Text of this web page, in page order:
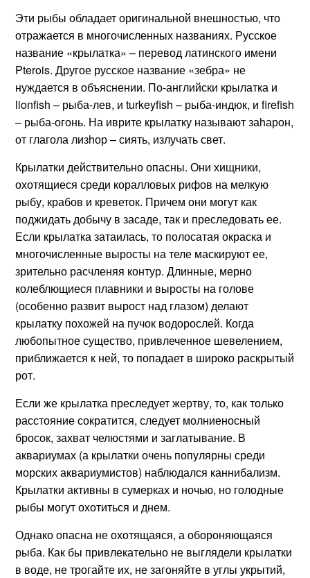
Эти рыбы обладает оригинальной внешностью, что
отражается в многочисленных названиях. Русское
название «крылатка» – перевод латинского имени
Pterois. Другое русское название «зебра» не
нуждается в объяснении. По-английски крылатка и
lionfish – рыба-лев, и turkeyfish – рыба-индюк, и firefish
– рыба-огонь. На иврите крылатку называют заhарон,
от глагола лизhор – сиять, излучать свет.
Крылатки действительно опасны. Они хищники,
охотящиеся среди коралловых рифов на мелкую
рыбу, крабов и креветок. Причем они могут как
поджидать добычу в засаде, так и преследовать ее.
Если крылатка затаилась, то полосатая окраска и
многочисленные выросты на теле маскируют ее,
зрительно расчленяя контур. Длинные, мерно
колеблющиеся плавники и выросты на голове
(особенно развит вырост над глазом) делают
крылатку похожей на пучок водорослей. Когда
любопытное существо, привлеченное шевелением,
приближается к ней, то попадает в широко раскрытый
рот.
Если же крылатка преследует жертву, то, как только
расстояние сократится, следует молниеносный
бросок, захват челюстями и заглатывание. В
аквариумах (а крылатки очень популярны среди
морских аквариумистов) наблюдался каннибализм.
Крылатки активны в сумерках и ночью, но голодные
рыбы могут охотиться и днем.
Однако опасна не охотящаяся, а обороняющаяся
рыба. Как бы привлекательно не выглядели крылатки
в воде, не трогайте их, не загоняйте в углы укрытий,